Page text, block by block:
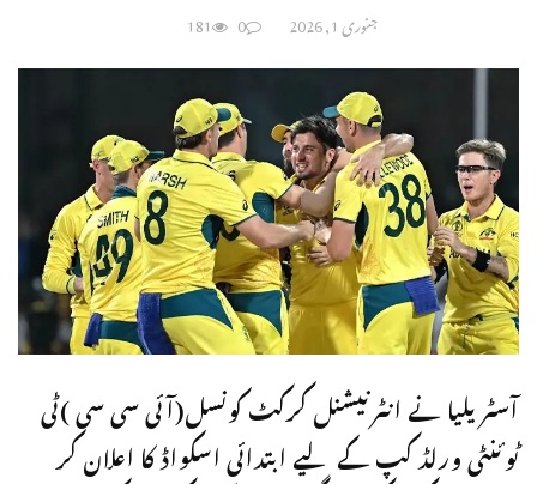
جنوری 1, 2026 0
181
آسٹریلیا نے انٹرنیشنل کرکٹ کونسل(آئی سی سی )ٹی
ٹوئنٹی ورلڈ کپ کے لیے ابتدائی اسکواڈ کا اعلان کر